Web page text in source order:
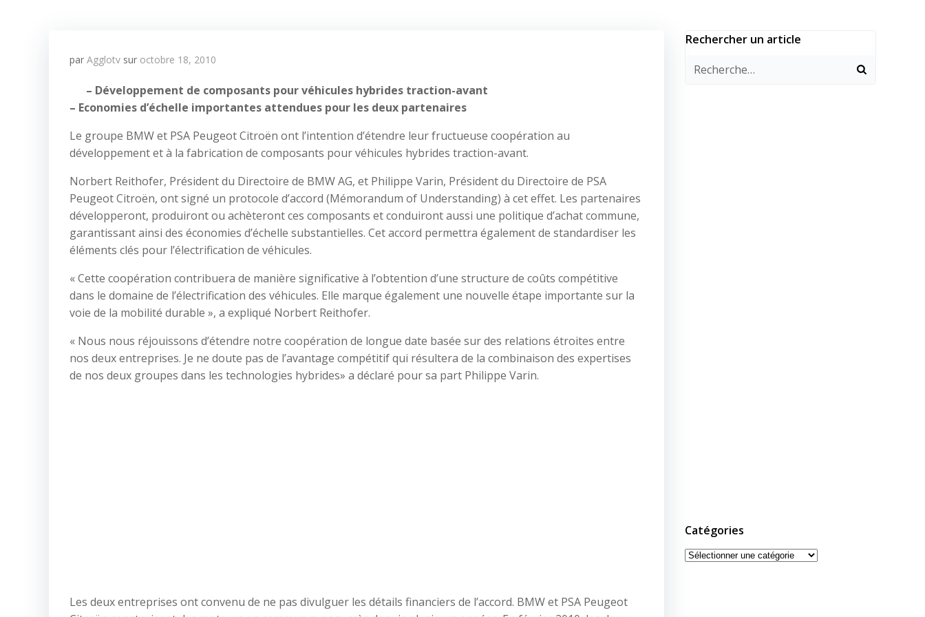
par Agglotv sur octobre 18, 2010
– Développement de composants pour véhicules hybrides traction-avant
– Economies d’échelle importantes attendues pour les deux partenaires
Le groupe BMW et PSA Peugeot Citroën ont l’intention d’étendre leur fructueuse coopération au
développement et à la fabrication de composants pour véhicules hybrides traction-avant.
Norbert Reithofer, Président du Directoire de BMW AG, et Philippe Varin, Président du Directoire de PSA
Peugeot Citroën, ont signé un protocole d’accord (Mémorandum of Understanding) à cet effet. Les partenaires
développeront, produiront ou achèteront ces composants et conduiront aussi une politique d’achat commune,
garantissant ainsi des économies d’échelle substantielles. Cet accord permettra également de standardiser les
éléments clés pour l’électrification de véhicules.
« Cette coopération contribuera de manière significative à l’obtention d’une structure de coûts compétitive
dans le domaine de l’électrification des véhicules. Elle marque également une nouvelle étape importante sur la
voie de la mobilité durable », a expliqué Norbert Reithofer.
« Nous nous réjouissons d’étendre notre coopération de longue date basée sur des relations étroites entre
nos deux entreprises. Je ne doute pas de l’avantage compétitif qui résultera de la combinaison des expertises
de nos deux groupes dans les technologies hybrides» a déclaré pour sa part Philippe Varin.
Les deux entreprises ont convenu de ne pas divulguer les détails financiers de l’accord. BMW et PSA Peugeot
Rechercher un article
Catégories
Catégories